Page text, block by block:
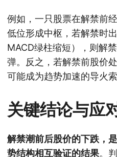
例如，一只股票在解禁前
低位形成中枢，若解禁时
MACD绿柱缩短），则解
弹。反之，若解禁前股价
可能成为趋势加速的导火索
关键结论与应
解禁潮前后股价的下跌，
势结构相互验证的结果。